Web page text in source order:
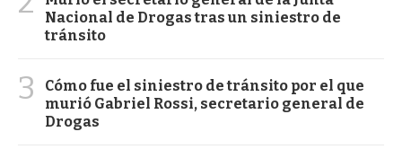
Nacional de Drogas tras un siniestro de
tránsito
3
Cómo fue el siniestro de tránsito por el que
murió Gabriel Rossi, secretario general de
Drogas